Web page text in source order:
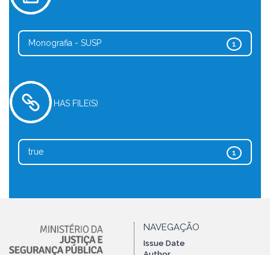
1
Monografia - SUSP
HAS FILE(S)
1
true
NAVEGAÇÃO
Issue Date